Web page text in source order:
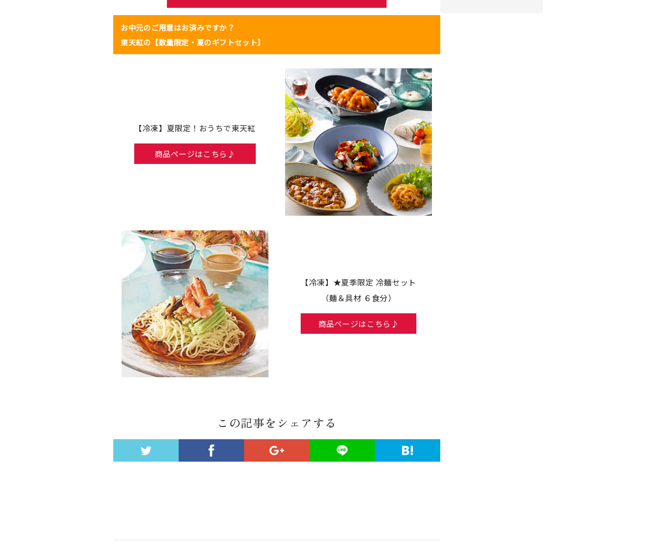
お中元のご用意はお済みですか？
東天紅の【数量限定・夏のギフトセット】
【冷凍】夏限定！おうちで東天紅
商品ページはこちら♪
【冷凍】★夏季限定 冷麺セット
（麺＆具材 ６食分）
商品ページはこちら♪
この記事をシェアする